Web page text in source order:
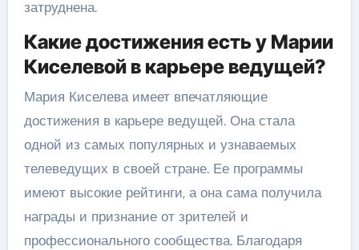
затруднена.
Какие достижения есть у Марии
Киселевой в карьере ведущей?
Мария Киселева имеет впечатляющие
достижения в карьере ведущей. Она стала
одной из самых популярных и узнаваемых
телеведущих в своей стране. Ее программы
имеют высокие рейтинги, а она сама получила
награды и признание от зрителей и
профессионального сообщества. Благодаря